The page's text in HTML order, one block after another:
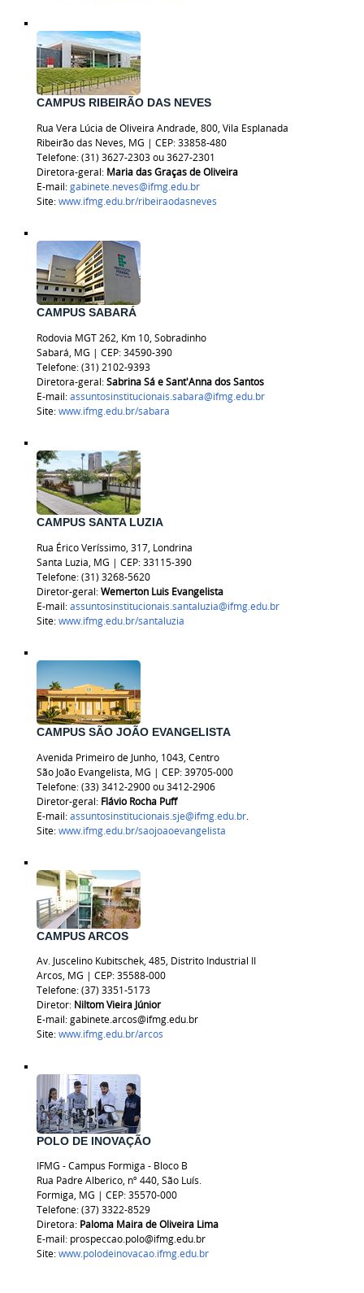
CAMPUS RIBEIRÃO DAS NEVES
Rua Vera Lúcia de Oliveira Andrade, 800, Vila Esplanada
Ribeirão das Neves, MG | CEP: 33858-480
Telefone: (31) 3627-2303 ou3627-2301
Diretora-geral: Maria das Graças de Oliveira
E-mail:gabinete.neves@ifmg.edu.br
Site:www.ifmg.edu.br/ribeiraodasneves
CAMPUS SABARÁ
Rodovia MGT 262, Km 10, Sobradinho
Sabará, MG | CEP: 34590-390
Telefone: (31) 2102-9393
Diretora-geral:Sabrina Sá e Sant'Anna dos Santos
E-mail:assuntosinstitucionais.sabara@ifmg.edu.br
Site:www.ifmg.edu.br/sabara
CAMPUS SANTA LUZIA
Rua Érico Veríssimo, 317, Londrina
Santa Luzia, MG | CEP: 33115-390
Telefone: (31) 3268-5620
Diretor-geral:Wemerton Luis Evangelista
E-mail:assuntosinstitucionais.santaluzia@ifmg.edu.br
Site:www.ifmg.edu.br/santaluzia
CAMPUS SÃO JOÃO EVANGELISTA
Avenida Primeiro de Junho, 1043, Centro
São João Evangelista, MG | CEP: 39705-000
Telefone: (33) 3412-2900 ou 3412-2906
Diretor-geral: Flávio Rocha Puff
E-mail:assuntosinstitucionais.sje@ifmg.edu.br.
Site:www.ifmg.edu.br/saojoaoevangelista
CAMPUS ARCOS
Av. Juscelino Kubitschek, 485, Distrito Industrial II
Arcos, MG | CEP: 35588-000
Telefone: (37) 3351-5173
Diretor: Niltom Vieira Júnior
E-mail: gabinete.arcos@ifmg.edu.br
Site:www.ifmg.edu.br/arcos
POLO DE INOVAÇÃO
IFMG - Campus Formiga - Bloco B
Rua Padre Alberico, nº 440, São Luís.
Formiga, MG | CEP: 35570-000
Telefone: (37) 3322-8529
Diretora: Paloma Maira de Oliveira Lima
E-mail: prospeccao.polo@ifmg.edu.br
Site:www.polodeinovacao.ifmg.edu.br